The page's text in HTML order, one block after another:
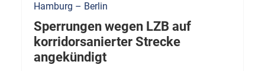
Hamburg – Berlin
Sperrungen wegen LZB auf
korridorsanierter Strecke
angekündigt